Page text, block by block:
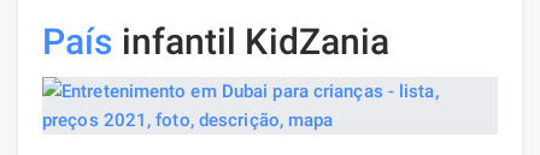
País infantil KidZania